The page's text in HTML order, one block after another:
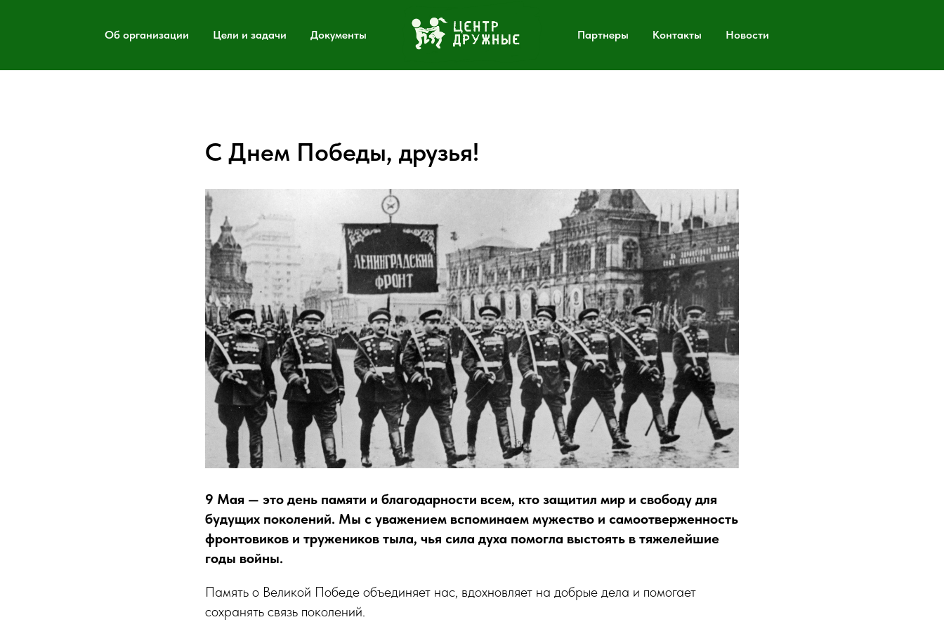
Об организации Цели и задачи Документы Партнеры Контакты Новости
С Днем Победы, друзья!
9 Мая — это день памяти и благодарности всем, кто защитил мир и свободу для
будущих поколений. Мы с уважением вспоминаем мужество и самоотверженность
фронтовиков и тружеников тыла, чья сила духа помогла выстоять в тяжелейшие
годы войны.
Память о Великой Победе объединяет нас, вдохновляет на добрые дела и помогает
сохранять связь поколений.